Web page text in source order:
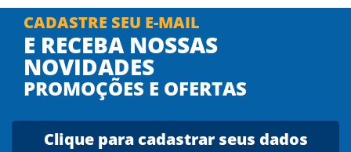
CADASTRE SEU E-MAIL
E RECEBA NOSSAS
NOVIDADES
PROMOÇÕES E OFERTAS
Clique para cadastrar seus dados